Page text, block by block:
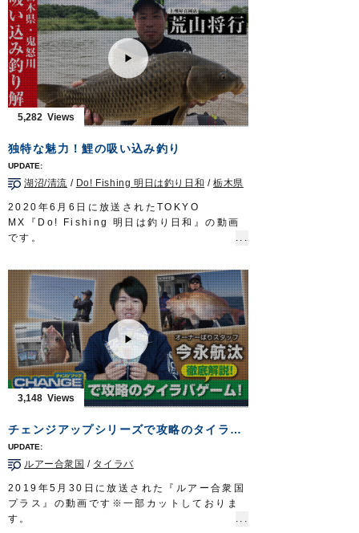
五目釣りを紹介します。
■使用製品
リングキックテイル
リングツインテイル2”
瞬貫BC
アジネクトン
アジ弾丸
Do!Fishing 毎週土曜日 8:30～8:45放送※
https://s.mxtv.jp/variety/do_fishing/
OWNERMOVIE
オーナーばりwebsite
http://www.owner.co.jp
5,282
独特な魅力！鯉の吸い込み釣り
湖沼/清流 / Do! Fishing 明日は釣り日和 /栃木県
2020年6月6日に放送されたTOKYO
MX『Do! Fishing 明日は釣り日和』の動画
です。
が知る身近な淡水魚「コイ」。
今回は大手釣具店に勤務する荒山将行さんが
地元である栃木県の鬼怒川で、手軽に始めら
れるコイの吸い込み釣りを分かりやすく解説
します。
■使用製品
鯉オモリ吸込仕掛
吸込仕掛（2組入）
■取材協力
栃木県鬼怒川漁業協同組合様
第3土曜日は放送休止
https://s.mxtv.jp/variety/do_fishing/
OWNERMOVIEhttp://ownertv.jp/
オーナーばりwebsite
http://www.owner.co.jp
3,148
チェンジアップシリーズで攻略のタイラバゲーム！徹底解説！
ルアー合衆国 / タイラバ
2019年5月30日に放送された『ルアー合衆国
プラス』の動画です※一部カットしておりま
す。